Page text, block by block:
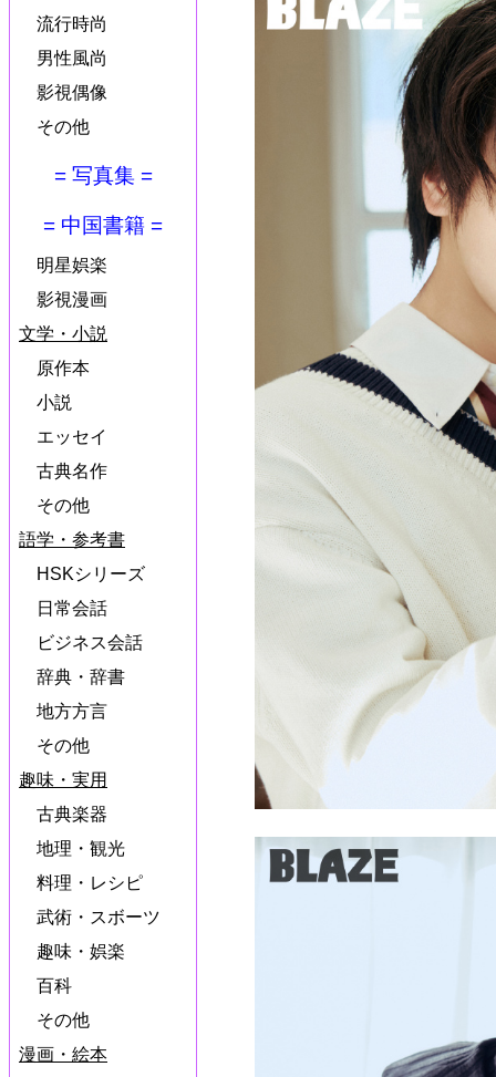
流行時尚
男性風尚
影視偶像
その他
= 写真集 =
= 中国書籍 =
明星娯楽
影視漫画
文学・小説
原作本
小説
エッセイ
古典名作
その他
語学・参考書
HSKシリーズ
日常会話
ビジネス会話
辞典・辞書
地方方言
その他
趣味・実用
古典楽器
地理・観光
料理・レシピ
武術・スボーツ
趣味・娯楽
百科
その他
漫画・絵本